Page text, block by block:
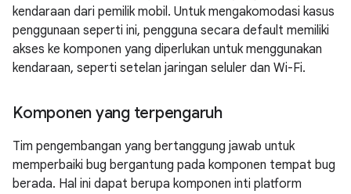
kendaraan dari pemilik mobil. Untuk mengakomodasi kasus
penggunaan seperti ini, pengguna secara default memiliki
akses ke komponen yang diperlukan untuk menggunakan
kendaraan, seperti setelan jaringan seluler dan Wi-Fi.
Komponen yang terpengaruh
Tim pengembangan yang bertanggung jawab untuk
memperbaiki bug bergantung pada komponen tempat bug
berada. Hal ini dapat berupa komponen inti platform